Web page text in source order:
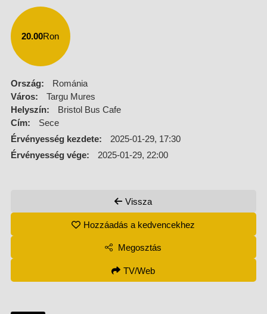
20.00Ron
Ország:
Románia
Város:
Targu Mures
Helyszín:
Bristol Bus Cafe
Cím:
Sece
Érvényesség kezdete:
2025-01-29, 17:30
Érvényesség vége:
2025-01-29, 22:00
Vissza
Hozzáadás a kedvencekhez
Megosztás
TV/Web